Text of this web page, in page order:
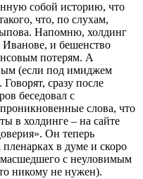
собой историю, что
что, по слухам,
Напомню, холдинг
Иванове, и бешенство
потерям. А
(если под имиджем
сразу после
беседовал с
слова, что
в холдинге – на сайте
Он теперь
в думе и скоро
с неуловимым
никому не нужен).